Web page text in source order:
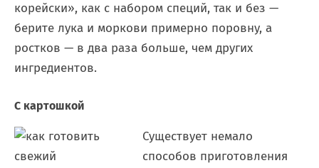
корейски», как с набором специй, так и без —
берите лука и моркови примерно поровну, а
ростков — в два раза больше, чем других
ингредиентов.
С картошкой
Существует немало
способов приготовления